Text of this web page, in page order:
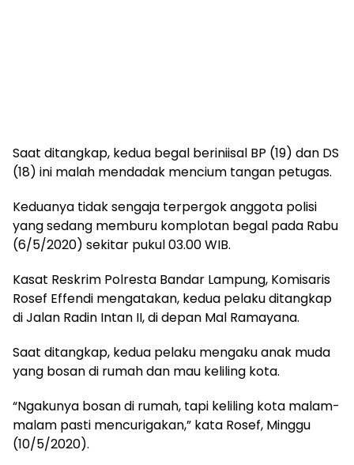
Saat ditangkap, kedua begal beriniisal BP (19) dan DS
(18) ini malah mendadak mencium tangan petugas.
Keduanya tidak sengaja terpergok anggota polisi
yang sedang memburu komplotan begal pada Rabu
(6/5/2020) sekitar pukul 03.00 WIB.
Kasat Reskrim Polresta Bandar Lampung, Komisaris
Rosef Effendi mengatakan, kedua pelaku ditangkap
di Jalan Radin Intan II, di depan Mal Ramayana.
Saat ditangkap, kedua pelaku mengaku anak muda
yang bosan di rumah dan mau keliling kota.
“Ngakunya bosan di rumah, tapi keliling kota malam-
malam pasti mencurigakan,” kata Rosef, Minggu
(10/5/2020).